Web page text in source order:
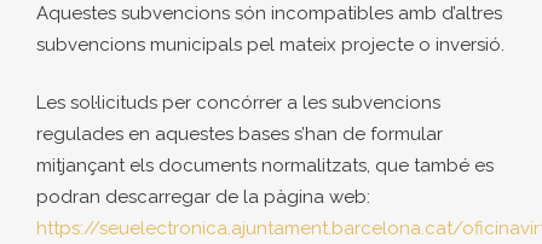
Aquestes subvencions són incompatibles amb d’altres
subvencions municipals pel mateix projecte o inversió.
Les sol·licituds per concórrer a les subvencions
regulades en aquestes bases s’han de formular
mitjançant els documents normalitzats, que també es
podran descarregar de la pàgina web:
https://seuelectronica.ajuntament.barcelona.cat/